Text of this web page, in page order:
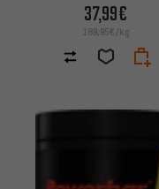
37,99€
189,95€/kg